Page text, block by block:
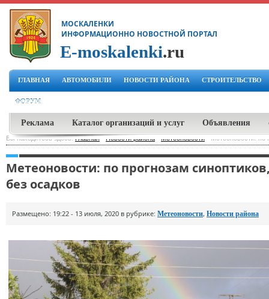
МОСКАЛЕНКИ
ИНФОРМАЦИОННО НОВОСТНОЙ ПОРТАЛ
E-moskalenki.ru
ГЛАВНАЯ АВТОМОБИЛИ НОВОСТИ РАЙОНА СТРОИТЕЛЬСТВО
ФОРУМ
Реклама Каталог организаций и услуг Объявления
Вы находитесь здесь:Главная-Новости района Метеоновости Метеоновости: по
Метеоновости: по прогнозам
без осадков
Размещено: 19:22 - 13 июля, 2020 в рубрике: Метеоновости, Новости района